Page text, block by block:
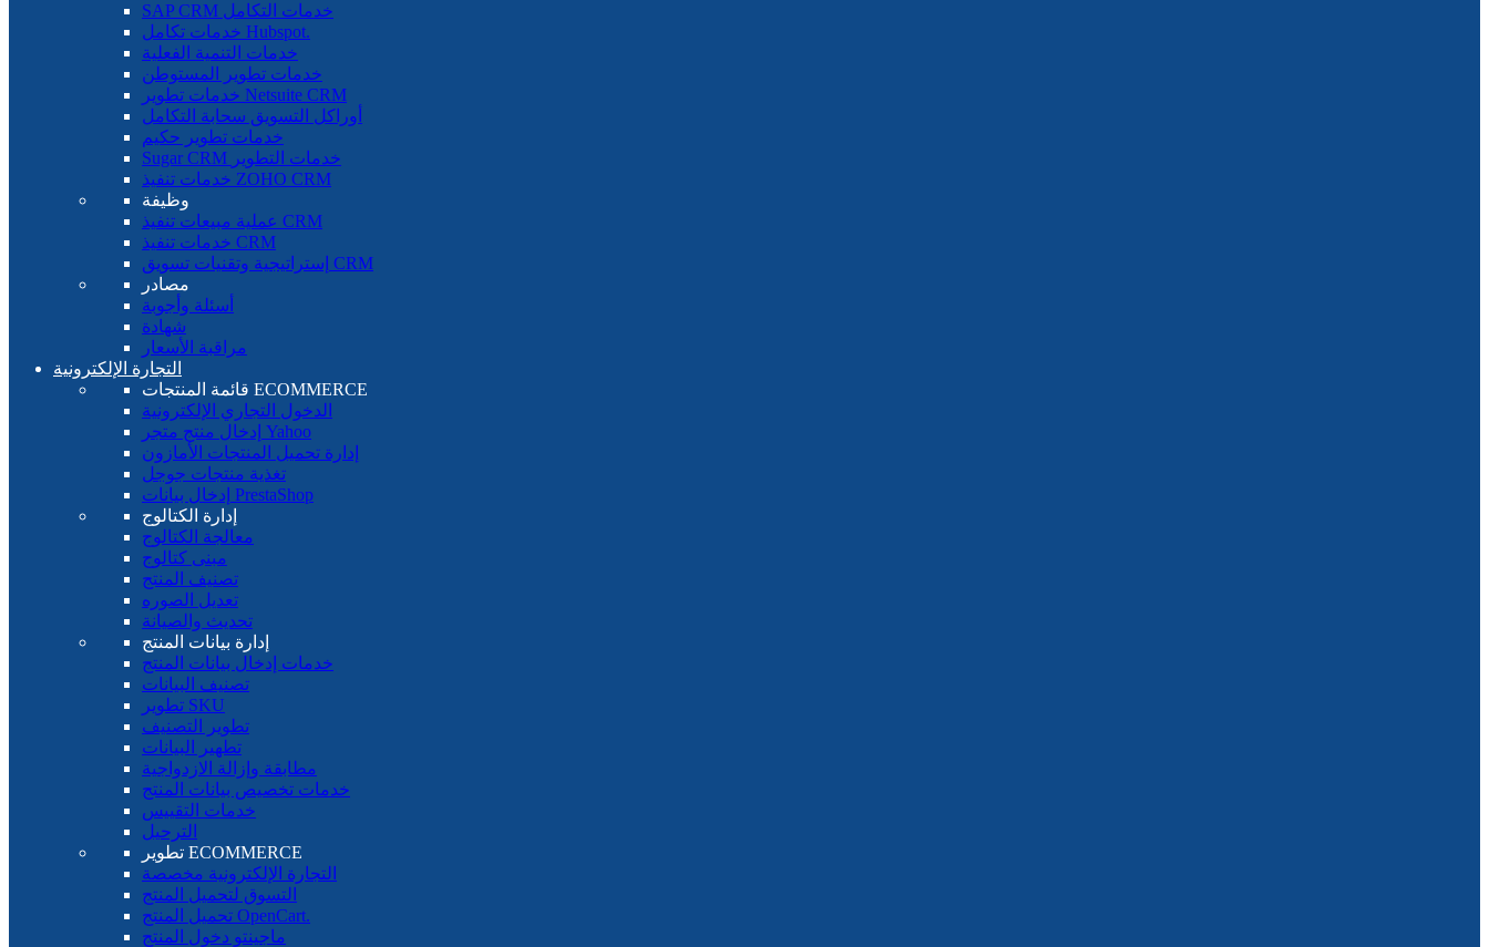
SAP CRM خدمات التكامل
خدمات تكامل Hubspot.
خدمات التنمية الفعلية
خدمات تطوير المستوطن
خدمات تطوير Netsuite CRM
أوراكل التسويق سحابة التكامل
خدمات تطوير حكيم
Sugar CRM خدمات التطوير
خدمات تنفيذ ZOHO CRM
وظيفة
عملية مبيعات تنفيذ CRM
خدمات تنفيذ CRM
إستراتيجية وتقنيات تسويق CRM
مصادر
أسئلة وأجوبة
شهادة
مراقبة الأسعار
التجارة الإلكترونية
قائمة المنتجات ECOMMERCE
الدخول التجاري الإلكترونية
إدخال منتج متجر Yahoo
إدارة تحميل المنتجات الأمازون
تغذية منتجات جوجل
إدخال بيانات PrestaShop
إدارة الكتالوج
معالجة الكتالوج
مبنى كتالوج
تصنيف المنتج
تعديل الصوره
تحديث والصيانة
إدارة بيانات المنتج
خدمات إدخال بيانات المنتج
تصنيف البيانات
تطوير SKU
تطوير التصنيف
تطهير البيانات
مطابقة وإزالة الازدواجية
خدمات تخصيص بيانات المنتج
خدمات التقييس
الترحيل
تطوير ECOMMERCE
التجارة الإلكترونية مخصصة
التسوق لتحميل المنتج
تحميل المنتج OpenCart.
ماجينتو دخول المنتج